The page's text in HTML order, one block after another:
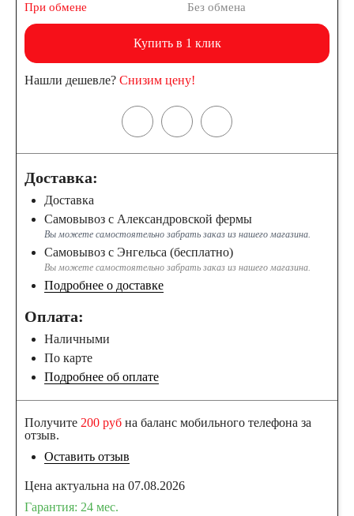
При обмене Без обмена
Купить в 1 клик
Нашли дешевле? Снизим цену!
Доставка:
Доставка
Самовывоз с Александровской фермы
Вы можете самостоятельно забрать заказ из нашего магазина.
Самовывоз с Энгельса (бесплатно)
Вы можете самостоятельно забрать заказ из нашего магазина.
Подробнее о доставке
Оплата:
Наличными
По карте
Подробнее об оплате
Получите 200 руб на баланс мобильного телефона за
отзыв.
Оставить отзыв
Цена актуальна на 07.08.2026
Гарантия: 24 мес.